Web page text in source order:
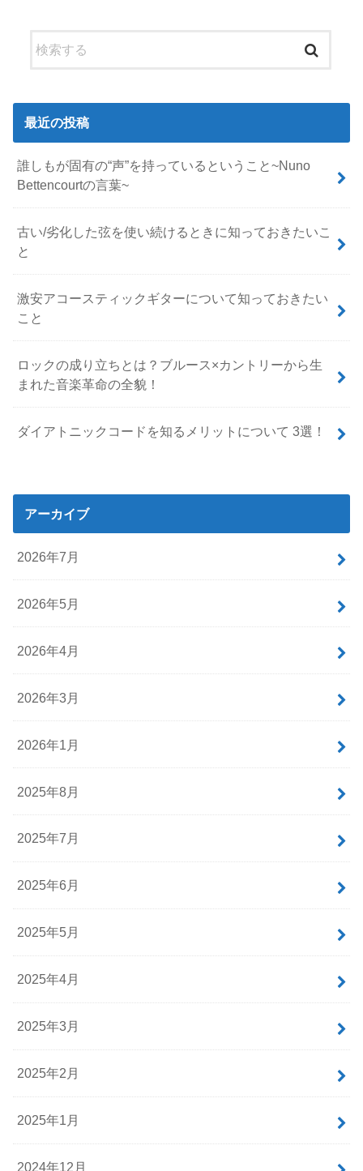
最近の投稿
誰しもが固有の“声”を持っているということ~Nuno
Bettencourtの言葉~
古い/劣化した弦を使い続けるときに知っておきたいこ
と
激安アコースティックギターについて知っておきたい
こと
ロックの成り立ちとは？ブルース×カントリーから生
まれた音楽革命の全貌！
ダイアトニックコードを知るメリットについて 3選！
アーカイブ
2026年7月
2026年5月
2026年4月
2026年3月
2026年1月
2025年8月
2025年7月
2025年6月
2025年5月
2025年4月
2025年3月
2025年2月
2025年1月
2024年12月